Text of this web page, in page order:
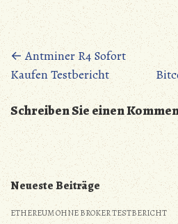
Posts
navigation
← Antminer R4 Sofort
Kaufen Testbericht
Schreiben Sie einen
Neueste Beiträge
ETHEREUM OHNE BROKER TESTBERICHT